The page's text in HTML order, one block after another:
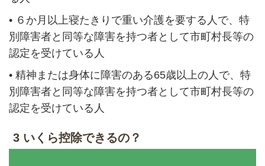
• ６か月以上寝たきりで重い介護を要する人で、特
別障害者と同等な障害を持つ者として市町村長等の
認定を受けている人
• 精神または身体に障害のある65歳以上の人で、特
別障害者と同等な障害を持つ者として市町村長等の
認定を受けている人
3 いくら控除できるの？